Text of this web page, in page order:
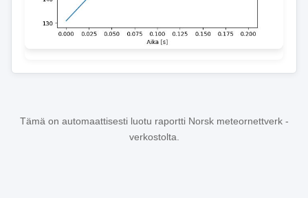
Tämä on automaattisesti luotu raportti Norsk meteornettverk -
verkostolta.